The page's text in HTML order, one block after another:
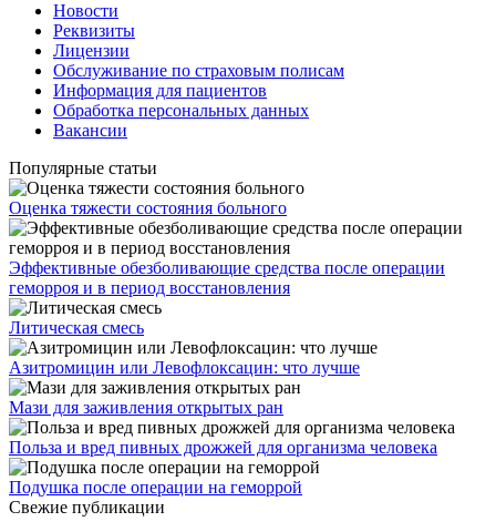
Новости
Реквизиты
Лицензии
Обслуживание по страховым полисам
Информация для пациентов
Обработка персональных данных
Вакансии
Популярные статьи
Оценка тяжести состояния больного
Эффективные обезболивающие средства после операции
геморроя и в период восстановления
Литическая смесь
Азитромицин или Левофлоксацин: что лучше
Мази для заживления открытых ран
Польза и вред пивных дрожжей для организма человека
Подушка после операции на геморрой
Свежие публикации